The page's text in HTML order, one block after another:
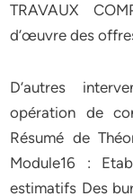
TRAVAUX
d’œuvre des
D’autres
opération de
Résumé de
Module16 :
estimatifs Des